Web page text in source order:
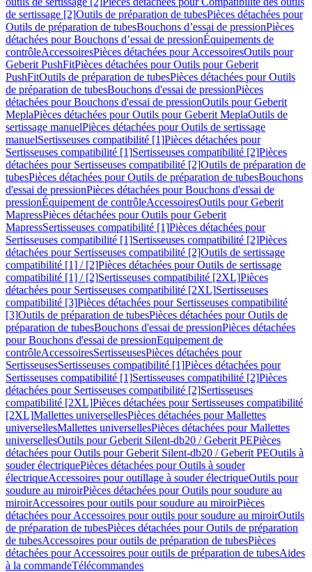
de sertissage [2]Outils de préparation de tubesPièces détachées pour
Outils de préparation de tubesBouchons d’essai de pressionPièces
détachées pour Bouchons d’essai de pressionÉquipements de
contrôleAccessoiresPièces détachées pour AccessoiresOutils pour
Geberit PushFitPièces détachées pour Outils pour Geberit
PushFitOutils de préparation de tubesPièces détachées pour Outils
de préparation de tubesBouchons d'essai de pressionPièces
détachées pour Bouchons d'essai de pressionOutils pour Geberit
MeplaPièces détachées pour Outils pour Geberit MeplaOutils de
sertissage manuelPièces détachées pour Outils de sertissage
manuelSertisseuses compatibilité [1]Pièces détachées pour
Sertisseuses compatibilité [1]Sertisseuses compatibilité [2]Pièces
détachées pour Sertisseuses compatibilité [2]Outils de préparation de
tubesPièces détachées pour Outils de préparation de tubesBouchons
d'essai de pressionPièces détachées pour Bouchons d'essai de
pressionÉquipement de contrôleAccessoiresOutils pour Geberit
MapressPièces détachées pour Outils pour Geberit
MapressSertisseuses compatibilité [1]Pièces détachées pour
Sertisseuses compatibilité [1]Sertisseuses compatibilité [2]Pièces
détachées pour Sertisseuses compatibilité [2]Outils de sertissage
compatibilité [1] / [2]Pièces détachées pour Outils de sertissage
compatibilité [1] / [2]Sertisseuses compatibilité [2XL]Pièces
détachées pour Sertisseuses compatibilité [2XL]Sertisseuses
compatibilité [3]Pièces détachées pour Sertisseuses compatibilité
[3]Outils de préparation de tubesPièces détachées pour Outils de
préparation de tubesBouchons d'essai de pressionPièces détachées
pour Bouchons d'essai de pressionEquipement de
contrôleAccessoiresSertisseusesPièces détachées pour
SertisseusesSertisseuses compatibilité [1]Pièces détachées pour
Sertisseuses compatibilité [1]Sertisseuses compatibilité [2]Pièces
détachées pour Sertisseuses compatibilité [2]Sertisseuses
compatibilité [2XL]Pièces détachées pour Sertisseuses compatibilité
[2XL]Mallettes universellesPièces détachées pour Mallettes
universellesMallettes universellesPièces détachées pour Mallettes
universellesOutils pour Geberit Silent-db20 / Geberit PEPièces
détachées pour Outils pour Geberit Silent-db20 / Geberit PEOutils à
souder électriquePièces détachées pour Outils à souder
électriqueAccessoires pour outillage à souder électriqueOutils pour
soudure au miroirPièces détachées pour Outils pour soudure au
miroirAccessoires pour outils pour soudure au miroirPièces
détachées pour Accessoires pour outils pour soudure au miroirOutils
de préparation de tubesPièces détachées pour Outils de préparation
de tubesAccessoires pour outils de préparation de tubesPièces
détachées pour Accessoires pour outils de préparation de tubesAides
à la commandeTélécommandes